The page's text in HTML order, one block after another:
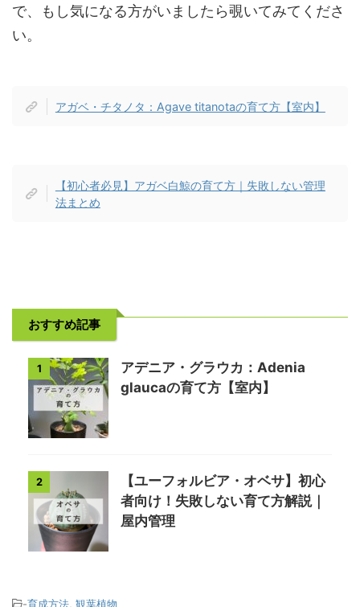
で、もし気になる方がいましたら覗いてみてくださ
い。
アガベ・チタノタ：Agave titanotaの育て方【室内】
【初心者必見】アガベ白鯨の育て方｜失敗しない管理
法まとめ
おすすめ記事
1
アデニア・グラウカ：Adenia
glaucaの育て方【室内】
2
【ユーフォルビア・オベサ】初心
者向け！失敗しない育て方解説｜
屋内管理
-育成方法 観葉植物